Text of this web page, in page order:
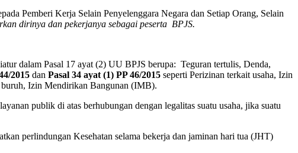
Pemberi Kerja Selain Penyelenggara Negara dan Setiap Orang, Selain
dirinya dan pekerjanya sebagai peserta BPJS.
dalam Pasal 17 ayat (2) UU BPJS berupa: Teguran tertulis, Denda,
2015 dan Pasal 34 ayat (1) PP 46/2015 seperti Perizinan terkait usaha, Izin
buruh, Izin Mendirikan Bangunan (IMB).
publik di atas berhubungan dengan legalitas suatu usaha, jika suatu
perlindungan Kesehatan selama bekerja dan jaminan hari tua (JHT)